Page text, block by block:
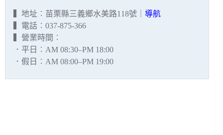
▍地址︰苗栗縣三義鄉水美路118號｜ 導航
▍電話︰037-875-366
▍營業時間︰
．平日︰AM 08:30–PM 18:00
．假日︰AM 08:00–PM 19:00